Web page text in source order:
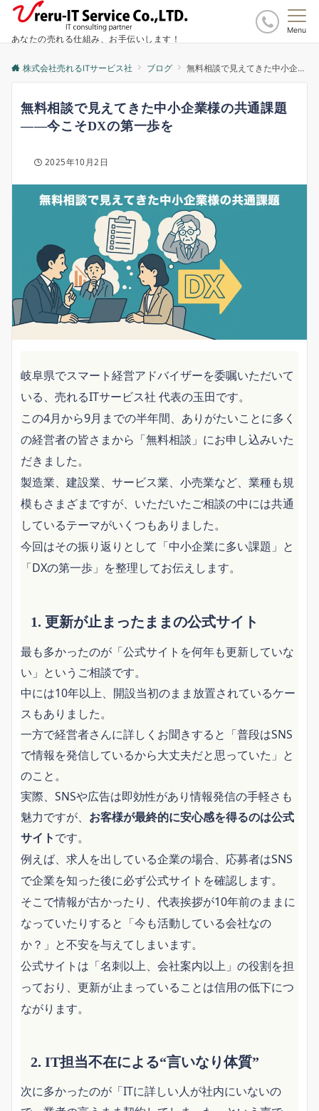
あなたの売れる仕組み、お手伝いします！
Menu
株式会社売れるITサービス社 ブログ 無料相談で見えてきた中小企業様の共通課題――今こそDXの第一歩を
無料相談で見えてきた中小企業様の共通課題
――今こそDXの第一歩を
2025年10月2日
岐阜県でスマート経営アドバイザーを委嘱いただいて
いる、売れるITサービス社 代表の玉田です。
この4月から9月までの半年間、ありがたいことに多く
の経営者の皆さまから「無料相談」にお申し込みいた
だきました。
製造業、建設業、サービス業、小売業など、業種も規
模もさまざまですが、いただいたご相談の中には共通
しているテーマがいくつもありました。
今回はその振り返りとして「中小企業に多い課題」と
「DXの第一歩」を整理してお伝えします。
1. 更新が止まったままの公式サイト
最も多かったのが「公式サイトを何年も更新していな
い」というご相談です。
中には10年以上、開設当初のまま放置されているケー
スもありました。
一方で経営者さんに詳しくお聞きすると「普段はSNS
で情報を発信しているから大丈夫だと思っていた」と
のこと。
実際、SNSや広告は即効性があり情報発信の手軽さも
魅力ですが、
お客様が最終的に安心感を得るのは公式
サイト です。
例えば、求人を出している企業の場合、応募者はSNS
で企業を知った後に必ず公式サイトを確認します。
そこで情報が古かったり、代表挨拶が10年前のままに
なっていたりすると「今も活動している会社なの
か？」と不安を与えてしまいます。
公式サイトは「名刺以上、会社案内以上」の役割を担
っており、更新が止まっていることは信用の低下につ
ながります。
2. IT担当不在による“言いなり体質”
次に多かったのが「ITに詳しい人が社内にいないの